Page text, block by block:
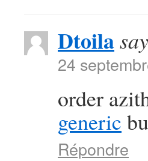
Dtoila
24
order
generic
Répondre